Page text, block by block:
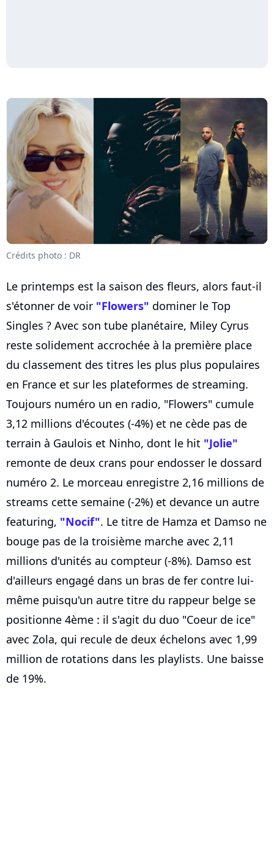
Crédits photo : DR
Le printemps est la saison des fleurs, alors faut-il
s'étonner de voir "Flowers" dominer le Top
Singles ? Avec son tube planétaire, Miley Cyrus
reste solidement accrochée à la première place
du classement des titres les plus plus populaires
en France et sur les plateformes de streaming.
Toujours numéro un en radio, "Flowers" cumule
3,12 millions d'écoutes (-4%) et ne cède pas de
terrain à Gaulois et Ninho, dont le hit "Jolie"
remonte de deux crans pour endosser le dossard
numéro 2. Le morceau enregistre 2,16 millions de
streams cette semaine (-2%) et devance un autre
featuring, "Nocif". Le titre de Hamza et Damso ne
bouge pas de la troisième marche avec 2,11
millions d'unités au compteur (-8%). Damso est
d'ailleurs engagé dans un bras de fer contre lui-
même puisqu'un autre titre du rappeur belge se
positionne 4ème : il s'agit du duo "Coeur de ice"
avec Zola, qui recule de deux échelons avec 1,99
million de rotations dans les playlists. Une baisse
de 19%.